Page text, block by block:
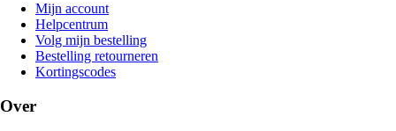
Mijn account
Helpcentrum
Volg mijn bestelling
Bestelling retourneren
Kortingscodes
Over